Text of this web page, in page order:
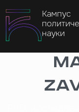
Кампус
науки